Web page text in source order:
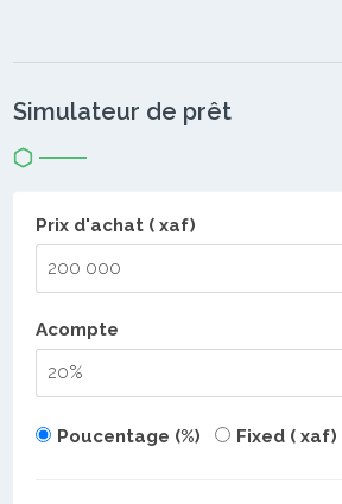
Simulateur de prêt
Prix d'achat ( xaf)
Acompte
Poucentage (%) Fixed ( xaf)